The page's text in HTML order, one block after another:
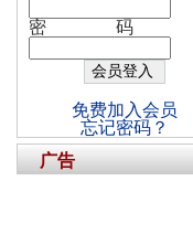
密码
免费加入会员
忘记密码？
广告